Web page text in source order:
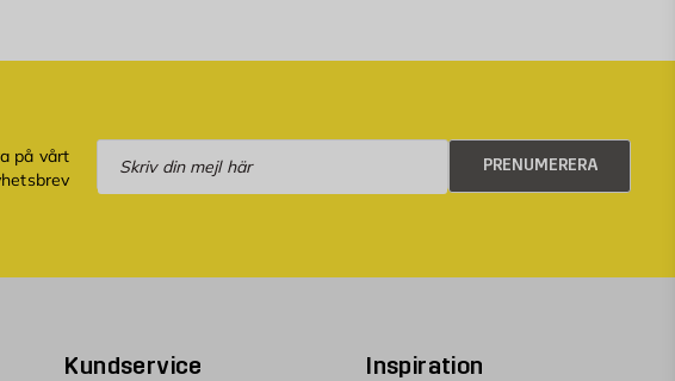
på vårt
Prenumerera
PRENUMERERA
Kundservice Inspiration